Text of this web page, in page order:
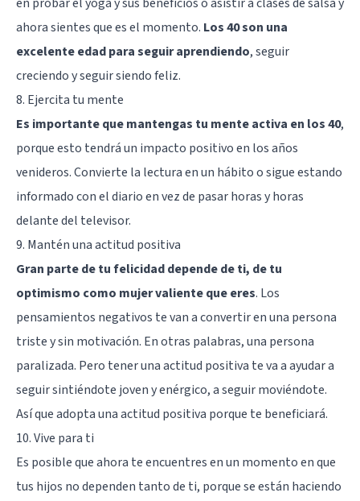
ahora sientes que es el momento. Los 40 son una
excelente edad para seguir aprendiendo, seguir
creciendo y seguir siendo feliz.
8. Ejercita tu mente
Es importante que mantengas tu mente activa en los 40,
porque esto tendrá un impacto positivo en los años
venideros. Convierte la lectura en un hábito o sigue estando
informado con el diario en vez de pasar horas y horas
delante del televisor.
9. Mantén una actitud positiva
Gran parte de tu felicidad depende de ti, de tu
optimismo como mujer valiente que eres. Los
pensamientos negativos te van a convertir en una persona
triste y sin motivación. En otras palabras, una persona
paralizada. Pero tener una actitud positiva te va a ayudar a
seguir sintiéndote joven y enérgico, a seguir moviéndote.
Así que adopta una actitud positiva porque te beneficiará.
10. Vive para ti
Es posible que ahora te encuentres en un momento en que
tus hijos no dependen tanto de ti, porque se están haciendo